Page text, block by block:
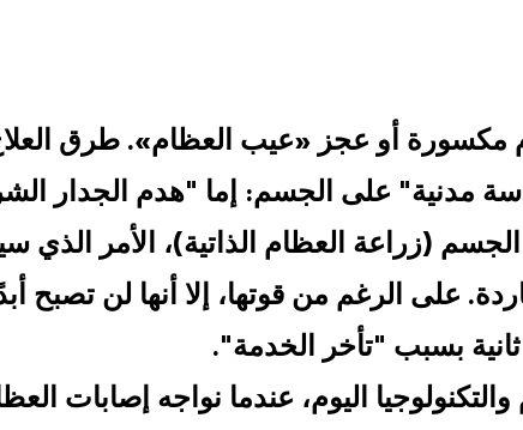
مكسورة أو عجز «عيب العظام». طرق العلاج
مدنية" على الجسم: إما "هدم الجدار
(زراعة العظام الذاتية)، الأمر الذي
على الرغم من قوتها، إلا أنها لن
بسبب "تأخر الخدمة".
اليوم، عندما نواجه إصابات